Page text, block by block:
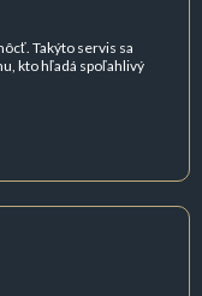
Takýto servis sa
kto hľadá spoľahlivý